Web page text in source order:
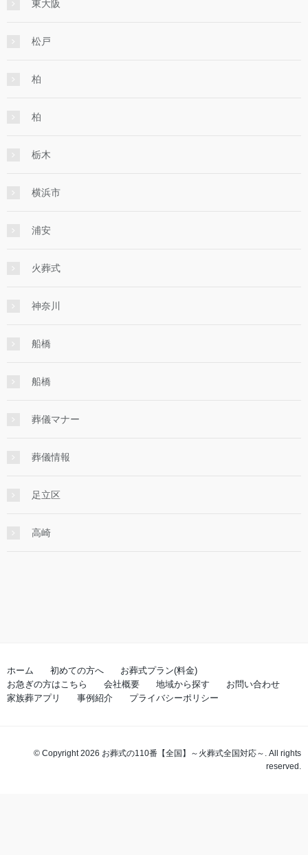
東大阪
松戸
柏
柏
栃木
横浜市
浦安
火葬式
神奈川
船橋
船橋
葬儀マナー
葬儀情報
足立区
高崎
ホーム 初めての方へ
お葬式プラン(料金)
お急ぎの方はこちら
会社概要 地域から探す
お問い合わせ
家族葬アプリ
事例紹介 プライバシーポリシー
© Copyright 2026 お葬式の110番【全国】～火葬式全国対応～. All rights
reserved.